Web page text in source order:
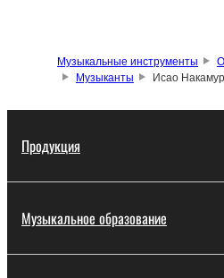
Музыкальные инструменты
Музыканты
Исао
Продукция
Музыкальное образование